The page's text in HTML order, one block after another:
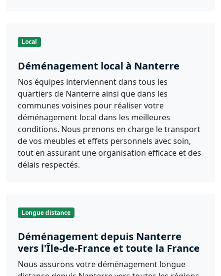
Local
Déménagement local à Nanterre
Nos équipes interviennent dans tous les
quartiers de Nanterre ainsi que dans les
communes voisines pour réaliser votre
déménagement local dans les meilleures
conditions. Nous prenons en charge le transport
de vos meubles et effets personnels avec soin,
tout en assurant une organisation efficace et des
délais respectés.
Longue distance
Déménagement depuis Nanterre
vers l'Île-de-France et toute la France
Nous assurons votre déménagement longue